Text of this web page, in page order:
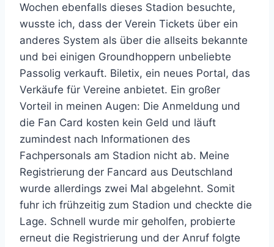
Wochen ebenfalls dieses Stadion besuchte,
wusste ich, dass der Verein Tickets über ein
anderes System als über die allseits bekannte
und bei einigen Groundhoppern unbeliebte
Passolig verkauft. Biletix, ein neues Portal, das
Verkäufe für Vereine anbietet. Ein großer
Vorteil in meinen Augen: Die Anmeldung und
die Fan Card kosten kein Geld und läuft
zumindest nach Informationen des
Fachpersonals am Stadion nicht ab. Meine
Registrierung der Fancard aus Deutschland
wurde allerdings zwei Mal abgelehnt. Somit
fuhr ich frühzeitig zum Stadion und checkte die
Lage. Schnell wurde mir geholfen, probierte
erneut die Registrierung und der Anruf folgte